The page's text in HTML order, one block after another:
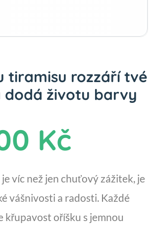
tiramisu rozzáří tvé
dodá životu barvy
Kč
víc než jen chuťový zážitek, je
vášnivosti a radosti. Každé
křupavost oříšku s jemnou